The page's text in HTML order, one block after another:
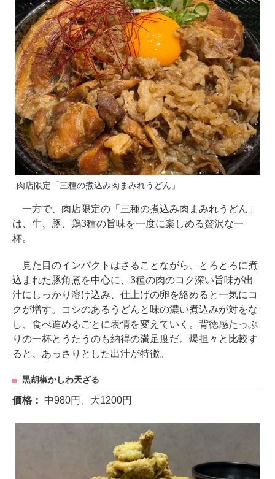
肉店限定「三種の煮込み肉まみれうどん」
一方で、肉店限定の「三種の煮込み肉まみれうどん」
は、牛、豚、鶏3種の旨味を一度に楽しめる贅沢な一
杯。
見た目のインパクトはさることながら、とろとろに煮
込まれた豚角煮を中心に、3種の肉のコク深い旨味が出
汁にしっかり溶け込み、仕上げの卵を絡めると一気にコ
クが増す。コシのあるうどんと味の濃い煮込みが対をな
し、食べ進めるごとに表情を変えていく。背徳感たっぷ
りの一杯とうたうのも納得の満足度だ。爆担々と比較す
ると、あっさりとした出汁が特徴。
黒胡椒かしわ天ざる
価格： 中980円、大1200円